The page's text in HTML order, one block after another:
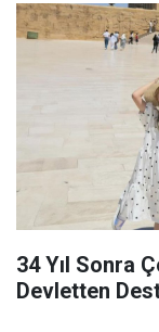
34 Yıl Sonra
Devletten